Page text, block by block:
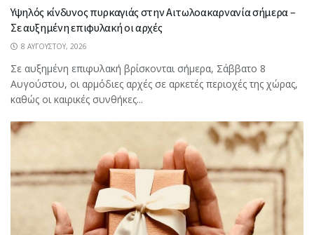
Υψηλός κίνδυνος πυρκαγιάς στην Αιτωλοακαρνανία σήμερα –
Σε αυξημένη επιφυλακή οι αρχές
8 ΑΥΓΟΎΣΤΟΥ, 2026
Σε αυξημένη επιφυλακή βρίσκονται σήμερα, Σάββατο 8
Αυγούστου, οι αρμόδιες αρχές σε αρκετές περιοχές της χώρας,
καθώς οι καιρικές συνθήκες...